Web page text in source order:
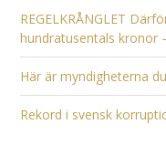
REGELKRÅNGLET
hundratusentals kronor
Här är myndigheterna
Rekord i svensk